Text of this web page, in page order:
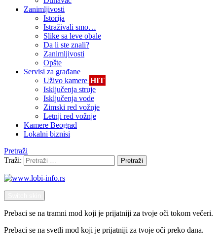
Zanimljivosti
Istorija
Istraživali smo…
Slike sa leve obale
Da li ste znali?
Zanimljivosti
Opšte
Servisi za građane
Uživo kamere HIT
Isključenja struje
Isključenja vode
Zimski red vožnje
Letnji red vožnje
Kamere Beograd
Lokalni biznisi
Pretraži
Traži:
Pretraži
Prebaci se na tramni mod koji je prijatniji za tvoje oči tokom večeri.
Prebaci se na svetli mod koji je prijatniji za tvoje oči preko dana.